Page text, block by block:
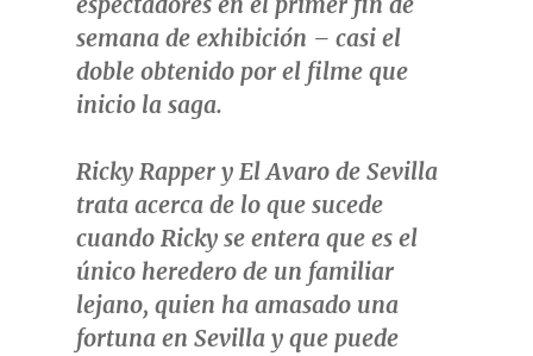
semana de exhibición – casi el
doble obtenido por el filme que
inicio la saga.
Ricky Rapper y El Avaro de Sevilla
trata acerca de lo que sucede
cuando Ricky se entera que es el
único heredero de un familiar
lejano, quien ha amasado una
fortuna en Sevillay que puede